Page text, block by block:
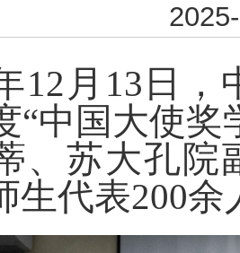
12月13日
“中国大使
、苏大孔院
生代表200余